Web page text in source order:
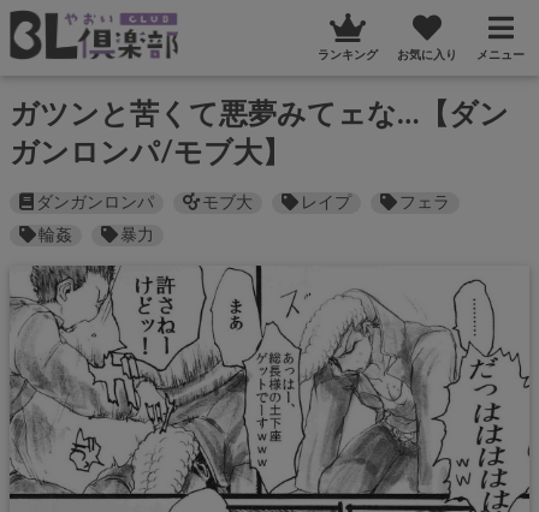
ランキング お気に入り メニュー
ガツンと苦くて悪夢みてェな…【ダン
ガンロンパ/モブ大】
ダンガンロンパ モブ大 レイプ
フェラ
輪姦
暴力